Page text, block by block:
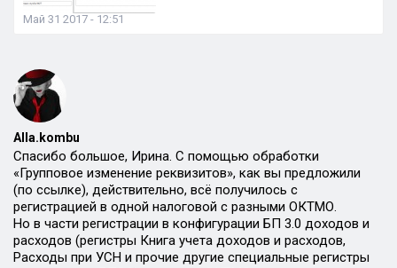
Май 31 2017 - 12:51
Alla.kombu
Спасибо большое, Ирина. С помощью обработки
«Групповое изменение реквизитов», как вы предложили
(по ссылке), действительно, всё получилось с
регистрацией в одной налоговой с разными ОКТМО.
Но в части регистрации в конфигурации БП 3.0 доходов и
расходов (регистры Книга учета доходов и расходов,
Расходы при УСН и прочие другие специальные регистры